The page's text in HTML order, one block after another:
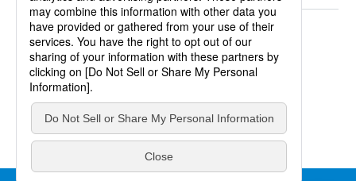
サイトポリシー
個人情報保護方針
サイトマップ